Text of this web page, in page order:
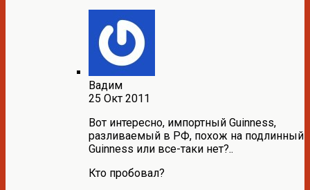
Вадим
25 Окт 2011
Вот интересно, импортный Guinness,
разливаемый в РФ, похож на подлинный
Guinness или все-таки нет?..
Кто пробовал?